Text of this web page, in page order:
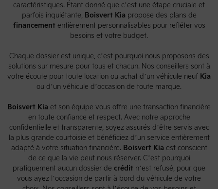
caractéristiques. Étant donné que c’est une étape cruciale et
parfois inquiétante, Boisvert Kia propose des plans de
financemententièrement personnalisables pour refléter vos
besoins et votre budget.
Chaque dossier est unique, c’est pourquoi nous proposons des
solutions sur mesure pour tous et chacun. Nos conseillers sont à
votre écoute pour toute location ou achat d’un véhicule neuf Kia
ou d’un véhicule d’occasion de toute marque.
Boisvert Kia et son équipe vous offre une transaction financière
en toute confiance et respect. Avec notre approche
confidentielle et transparente, soyez assurés d’être servis avec
la plus grande courtoisie et bénéficiez d’un service entièrement
adapté à votre situation financière. Boisvert Kia est conscient
de ce que la vie peut nous réserver. C’est pourquoi
pratiquement aucun dossier de crédit n’est refusé, pour que
vous ayez l’occasion de partir à bord du véhicule de votre